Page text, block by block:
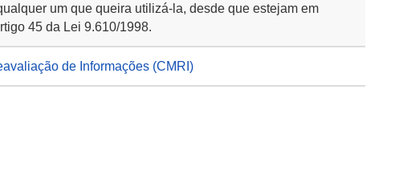
um que queira utilizá-la, desde que estejam em
45 da Lei 9.610/1998.
de Informações (CMRI)